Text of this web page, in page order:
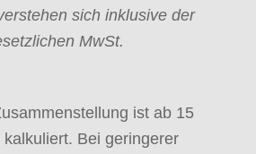
sich inklusive der
MwSt.
ist ab 15
kalkuliert. Bei geringerer